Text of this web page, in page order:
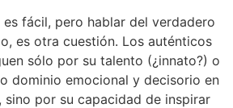
fácil, pero hablar del verdadero
es otra cuestión. Los auténticos
sólo por su talento (¿innato?) o
dominio emocional y decisorio en
sino por su capacidad de inspirar